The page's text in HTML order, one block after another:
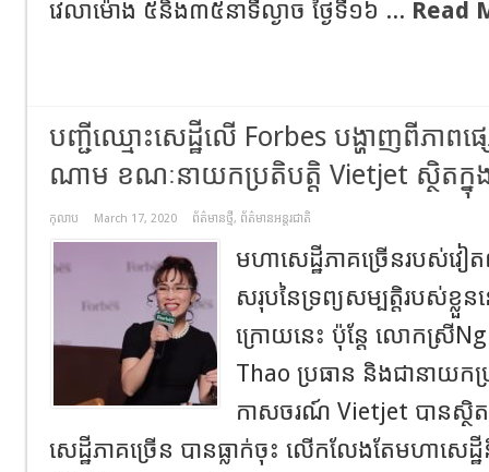
វេលាម៉ោង ៥និង៣៥នាទីល្ងាច​ ថ្ងៃទី១៦​ ... Read
បញ្ជី​ឈ្មោះ​​សេដ្ឋី​លើ Forbes បង្ហាញ​ពី​​ភាព​ផ្ស
ណាម ខណៈ​នាយក​ប្រតិ​បត្តិ Vietjet ស្ថិត​ក្នុ
កុលាប March 17, 2020 ព័ត៌មានថ្មី, ព័ត៌មានអន្តរជាតិ
មហា​សេដ្ឋីភាគ​ច្រើន​របស់​វៀត​
សរុប​នៃ​ទ្រព្យ​សម្បត្តិ​របស់​ខ្
ក្រោយ​នេះ ប៉ុន្តែ លោក​ស្រី
Thao ប្រធាន និង​ជា​នា​យក​
កាស​ចរណ៍ Vietjet បាន​ស្ថិ
សេដ្ឋីភាគ​ច្រើន បាន​ធ្លាក់​ចុះ​ លើក​លែង​តែ​មហា​សេដ្